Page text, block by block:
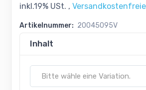
inkl.19% USt. ,
Artikelnummer: 20045095V
Inhalt
Bitte wähle eine Variation.